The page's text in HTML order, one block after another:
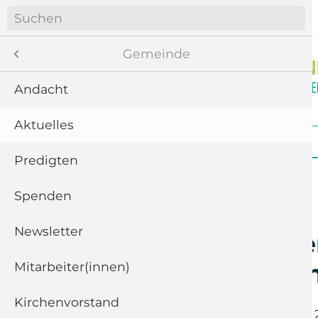
überspringen
Navigation
21. Februar
Gemeinde
Andacht
Aktuelles
Predigten
Spenden
Newsletter
Mitarbeiter(innen)
Kirchenvorstand